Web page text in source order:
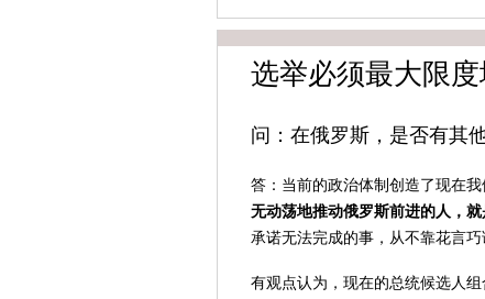
选举必须最大限
问：在俄罗斯，是否有其
答：当前的政治体制创造了现在
无动荡地推动俄罗斯前进的人，就
承诺无法完成的事，从不靠花言巧
有观点认为，现在的总统候选人